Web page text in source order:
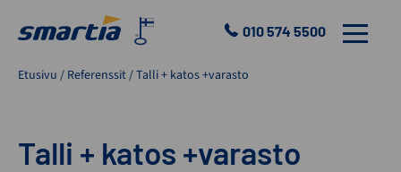
Oy
010 574 5500 VALIKKO
Etusivu / Referenssit/Talli + katos +varasto
Talli + katos +varasto